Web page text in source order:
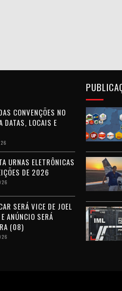
CONVENÇÕES NO
DATAS, LOCAIS E
URNAS ELETRÔNICAS
DE 2026
SERÁ VICE DE JOEL
ANÚNCIO SERÁ
(08)